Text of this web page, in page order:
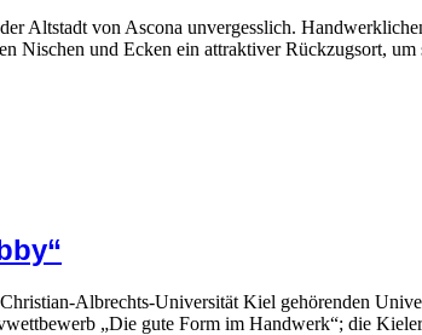
Altstadt von Ascona unvergesslich.
Nischen und Ecken ein attraktiver Rückzugsort,
Albrechts-Universität Kiel gehörenden
„Die gute Form im Handwerk“; die